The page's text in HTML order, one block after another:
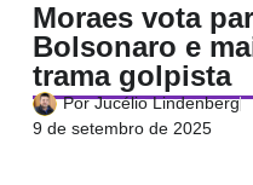
Moraes vota
Bolsonaro e
trama golpista
PorJucélio Lindenberg
9 de setembro de 2025